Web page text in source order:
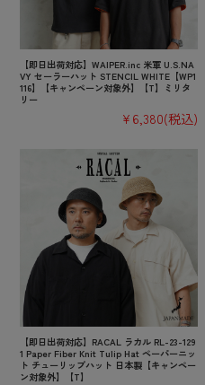
【即日出荷対応】WAIPER.inc 米軍 U.S.NA
VY セーラーハット STENCIL WHITE【WP1
116】【キャンペーン対象外】【T】ミリタ
リー
¥6,380(税込)
【即日出荷対応】RACAL ラカル RL-23-129
1 Paper Fiber Knit Tulip Hat ペーパーニッ
ト チューリップハット 日本製【キャンペー
ン対象外】【T】